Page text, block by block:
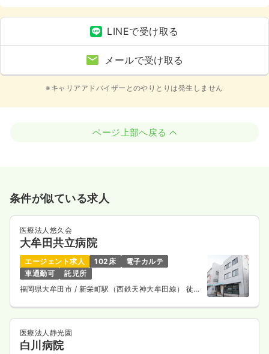
LINEで受け取る
メールで受け取る
※キャリアアドバイザーとのやりとりは発生しません
ページ上部へ戻る
条件が似ている求人
医療法人悠久会
大牟田共立病院
エージェント求人 102床
電子カルテ
車通勤可
託児所
福岡県大牟田市 / 新栄町駅（西鉄天神大牟田線） 徒歩
医療法人静光園
白川病院